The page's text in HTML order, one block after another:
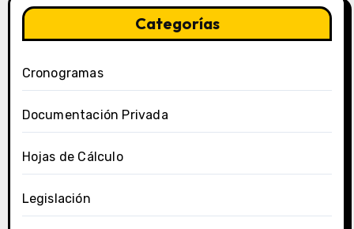
Categorías
Cronogramas
Documentación Privada
Hojas de Cálculo
Legislación